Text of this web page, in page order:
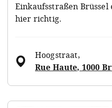
Einkaufsstraßen
hier richtig.
Hoogstraat,
Rue Haute, 1000